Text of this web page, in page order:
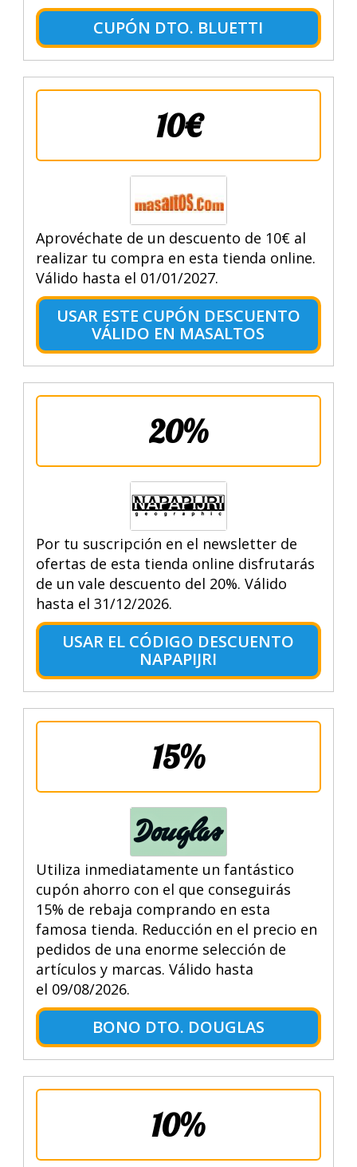
CUPÓN DTO. BLUETTI
10€
Aprovéchate de un descuento de 10€ al
realizar tu compra en esta tienda online.
Válido hasta el 01/01/2027.
USAR ESTE CUPÓN DESCUENTO
VÁLIDO EN MASALTOS
20%
Por tu suscripción en el newsletter de
ofertas de esta tienda online disfrutarás
de un vale descuento del 20%. Válido
hasta el 31/12/2026.
USAR EL CÓDIGO DESCUENTO
NAPAPIJRI
15%
Utiliza inmediatamente un fantástico
cupón ahorro con el que conseguirás
15% de rebaja comprando en esta
famosa tienda. Reducción en el precio en
pedidos de una enorme selección de
artículos y marcas. Válido hasta
el 09/08/2026.
BONO DTO. DOUGLAS
10%